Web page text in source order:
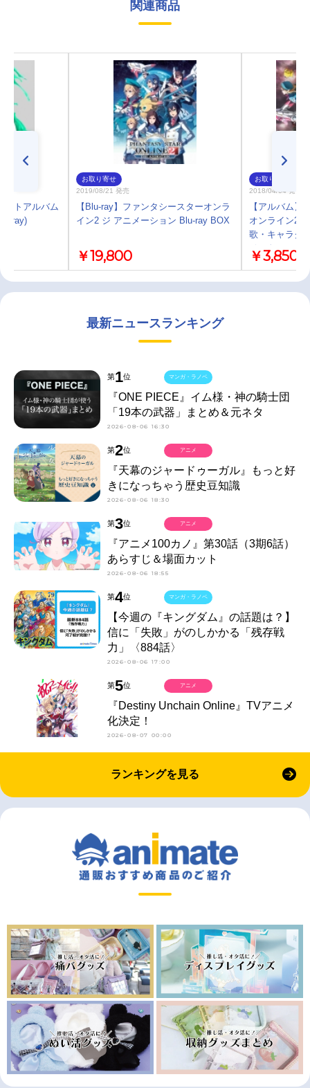
関連商品
ストアルバム
ray)
お取り寄せ
2019/08/21 発売
【Blu-ray】ファンタシースターオンラ
イン2 ジ アニメーション Blu-ray BOX
￥19,800
お取り寄せ
2018/04/04 発売
【アルバム】
オンライン2
歌・キャラク
ベスト
￥3,850
最新ニュースランキング
第1位
『ONE PIECE』イム様・神の騎士団
「19本の武器」まとめ＆元ネタ
2026-08-06 16:30
マンガ・ラノベ
第2位
『天幕のジャードゥーガル』もっと好
きになっちゃう歴史豆知識
2026-08-06 18:30
アニメ
第3位
『アニメ100カノ』第30話（3期6話）
あらすじ＆場面カット
2026-08-06 18:55
アニメ
第4位
【今週の『キングダム』の話題は？】
信に「失敗」がのしかかる「残存戦
力」〈884話〉
2026-08-06 17:00
マンガ・ラノベ
第5位
『Destiny Unchain Online』TVアニメ
化決定！
2026-08-07 00:00
アニメ
ランキングを見る